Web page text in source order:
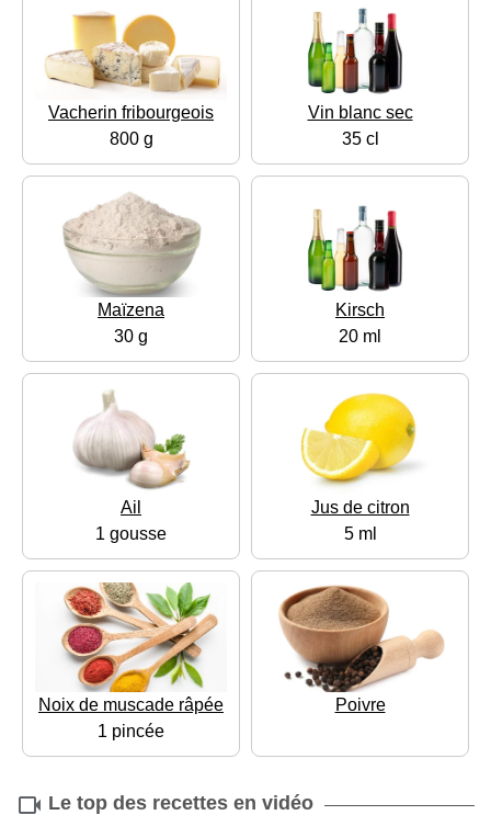
Vacherin fribourgeois
800 g
Vin blanc sec
35 cl
Maïzena
30 g
Kirsch
20 ml
Ail
1 gousse
Jus de citron
5 ml
Noix de muscade râpée
1 pincée
Poivre
Le top des recettes en vidéo